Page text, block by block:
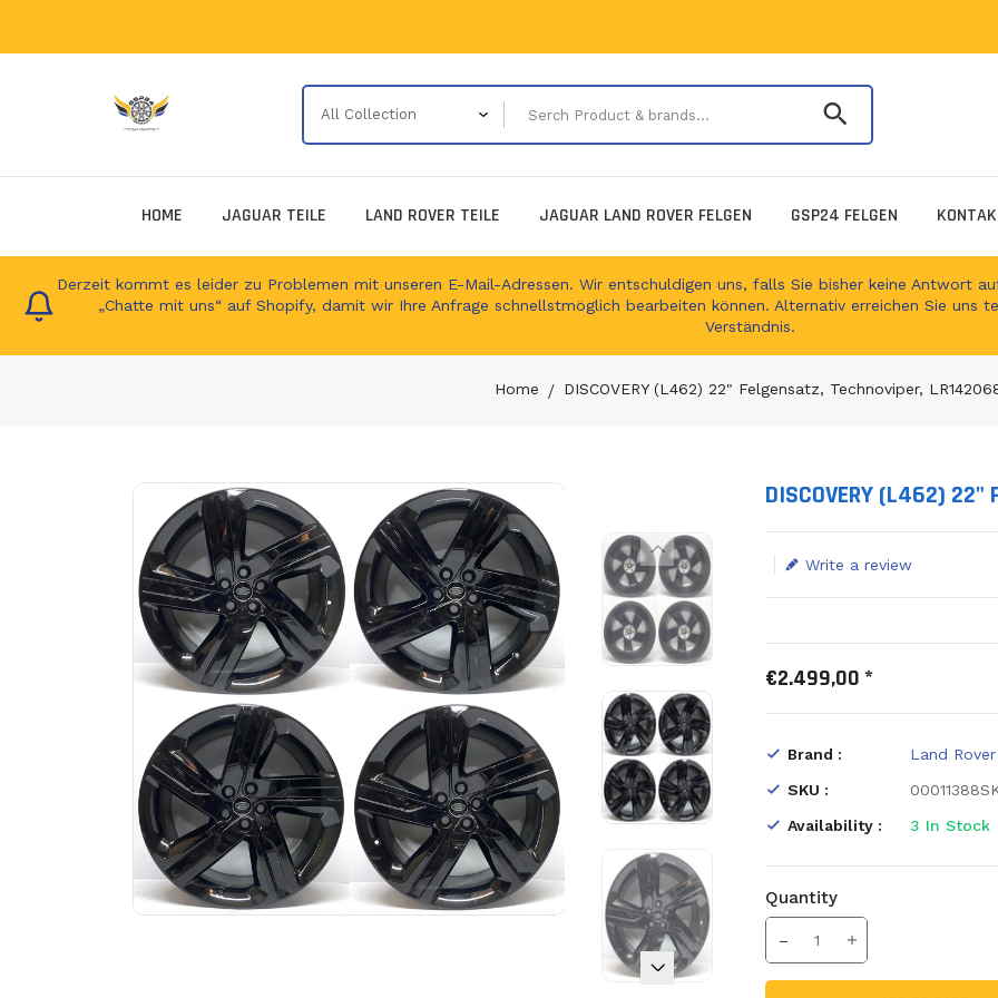
Serch Product &
HOME JAGUAR TEILE LAND ROVER TEILE JAGUAR LAND ROVER FELGEN GSP24 FELGEN
Derzeit kommt es leider zu Problemen mit unseren E-Mail-Adressen. Wir entschuldigen uns, falls Sie bisher keine Antwort
„Chatte mit uns“ auf Shopify, damit wir Ihre Anfrage schnellstmöglich bearbeiten können. Alternativ erreichen Sie uns
Verständnis.
Home DISCOVERY (L462) 22" Felgensatz, Technoviper,
DISCOVERY (L462)
Write a review
Translation missing:
€2.499,00 *
Brand :
Land Rover
SKU :
Availability :
3 In Stock
Quantity
Translation missing:
Increase Quantity